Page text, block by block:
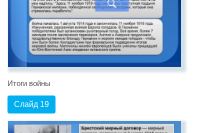
Итоги войны
Слайд 19